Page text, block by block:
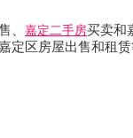
、 嘉定二手房买卖和
区房屋出售和租赁